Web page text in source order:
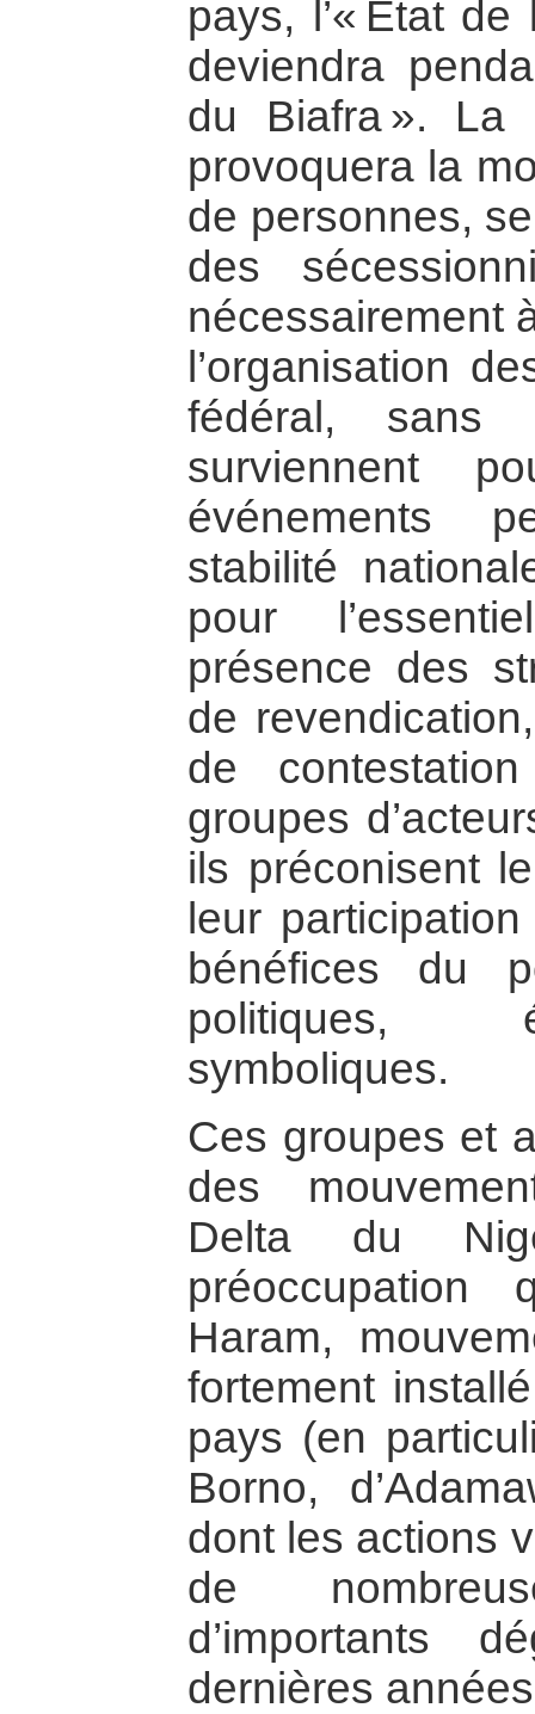
pays, l’« État de
deviendra
du Biafra ». La
provoquera la
de personnes,
des
nécessairement
l’organisation
fédéral, sans
surviennent
événements
stabilité
pour
présence des
de
de
groupes
ils préconisent
leur
bénéfices du
politiques,
symboliques.
Ces groupes et
des
Delta du
préoccupation
Haram,
fortement
pays (en
Borno,
dont les actions
de
d’importants
dernières